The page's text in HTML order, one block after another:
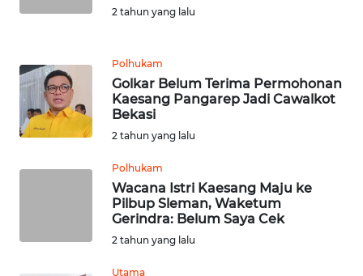
2 tahun yang lalu
Polhukam
Golkar Belum Terima Permohonan
Kaesang Pangarep Jadi Cawalkot
Bekasi
2 tahun yang lalu
Polhukam
Wacana Istri Kaesang Maju ke
Pilbup Sleman, Waketum
Gerindra: Belum Saya Cek
2 tahun yang lalu
Utama
GORONTALO
WN
SULUT
WN
MALUT